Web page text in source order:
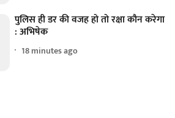
पुलिस ही डर की वजह हो तो रक्षा कौन करेगा
: अभिषेक
18 minutes ago